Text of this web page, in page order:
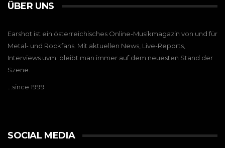
ÜBER UNS
Earshot ist ein österreichisches Online-Musikmagazin von und für
Metal- und Rockfans. Mit aktuellen News, Live-Reports,
Interviews uvm. bleibt man immer auf dem neuesten Stand der
Szene.
…since 1999
SOCIAL MEDIA